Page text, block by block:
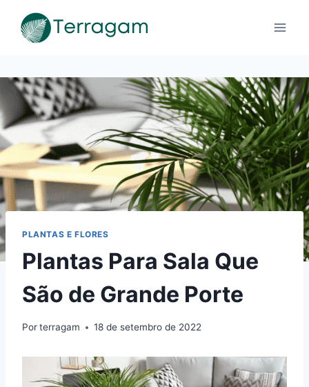
para
PLANTAS E FLORES
Plantas Para Sala Que
São de Grande Porte
Porterragam 18 de setembro de 2022